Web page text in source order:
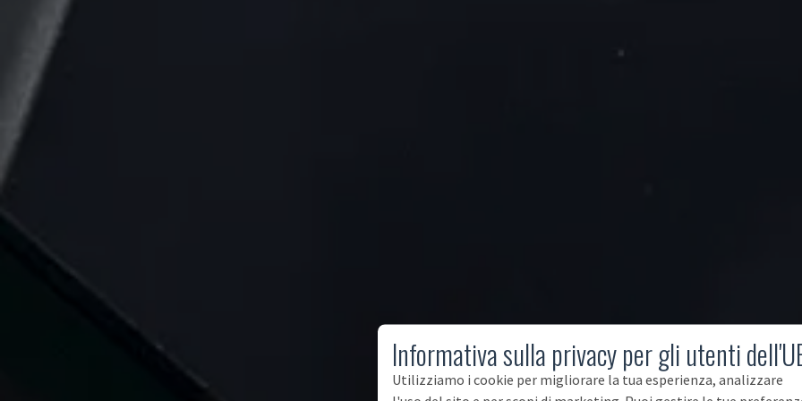
Informativa sulla privacy per gli utenti
Utilizziamo i cookie per migliorare la tua esperienza, analizzare